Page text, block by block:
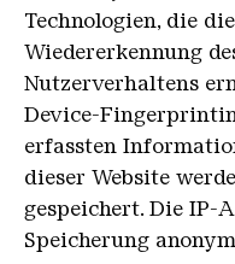
Technologien, die
Wiedererkennung
Nutzerverhaltens
Device-
erfassten
dieser Website
gespeichert. Die IP-
Speicherung